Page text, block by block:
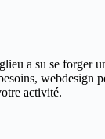
a su se
activité.